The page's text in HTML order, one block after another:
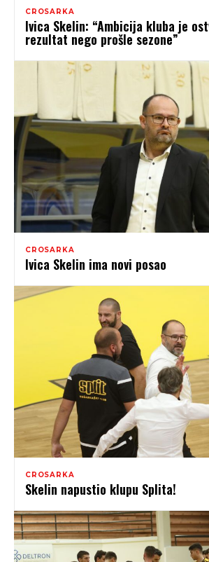
CROSARKA
Ivica Skelin: “Ambicija kluba je
rezultat nego prošle sezone”
CROSARKA
Ivica Skelin ima novi posao
CROSARKA
Skelin napustio klupu Splita!